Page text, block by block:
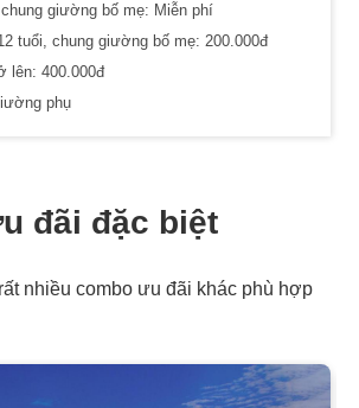
giường bố mẹ: Miễn phí
tuổi, chung giường bố mẹ: 200.000đ
lên: 400.000đ
phụ
đãi đặc biệt
nhiều combo ưu đãi khác phù hợp